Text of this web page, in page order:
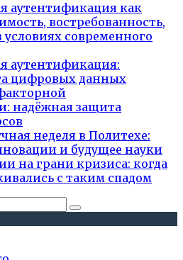
аутентификация как
востребованность,
условиях современного
аутентификация:
цифровых данных
надёжная защита
неделя в Политехе:
и будущее науки
на грани кризиса: когда
с таким спадом